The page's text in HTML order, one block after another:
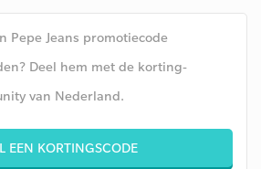
Pepe Jeans promotiecode
Deel hem met de korting-
van Nederland.
EEN KORTINGSCODE